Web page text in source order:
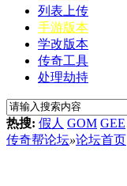
列表上传
手游版本
学改版本
传奇工具
处理劫持
热搜: 假人 GOM GEE
传奇帮论坛»论坛首页